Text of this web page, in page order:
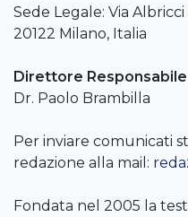
Sede Legale: Via Albricci
20122 Milano, Italia
Direttore Responsabile
Dr. Paolo Brambilla
Per inviare comunicati
redazione alla mail:
Fondata nel 2005 la